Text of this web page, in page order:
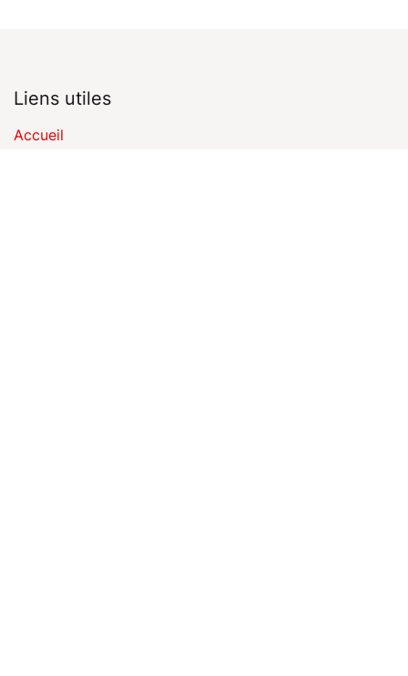
Liens utiles
Accueil